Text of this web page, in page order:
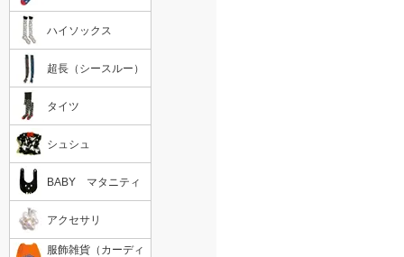
ハイソックス
超長（シースルー）
タイツ
シュシュ
BABY マタニティ
アクセサリ
服飾雑貨（カーディ